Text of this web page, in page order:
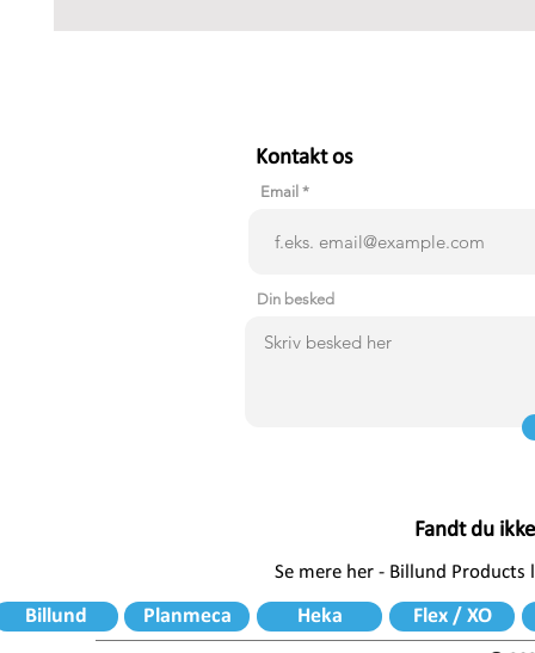
Kontakt os
Email
Din besked
Fandt du
Se mere her - Billund
Billund Planmeca Heka Flex / XO